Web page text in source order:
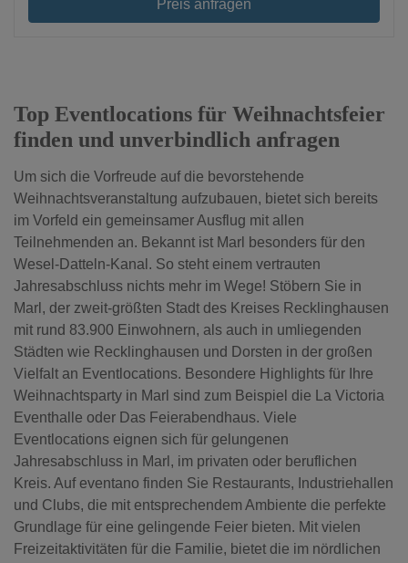
Preis anfragen
Top Eventlocations für Weihnachtsfeier
finden und unverbindlich anfragen
Um sich die Vorfreude auf die bevorstehende
Weihnachtsveranstaltung aufzubauen, bietet sich bereits
im Vorfeld ein gemeinsamer Ausflug mit allen
Teilnehmenden an. Bekannt ist Marl besonders für den
Wesel-Datteln-Kanal. So steht einem vertrauten
Jahresabschluss nichts mehr im Wege! Stöbern Sie in
Marl, der zweit-größten Stadt des Kreises Recklinghausen
mit rund 83.900 Einwohnern, als auch in umliegenden
Städten wie Recklinghausen und Dorsten in der großen
Vielfalt an Eventlocations. Besondere Highlights für Ihre
Weihnachtsparty in Marl sind zum Beispiel die La Victoria
Eventhalle oder Das Feierabendhaus. Viele
Eventlocations eignen sich für gelungenen
Jahresabschluss in Marl, im privaten oder beruflichen
Kreis. Auf eventano finden Sie Restaurants, Industriehallen
und Clubs, die mit entsprechendem Ambiente die perfekte
Grundlage für eine gelingende Feier bieten. Mit vielen
Freizeitaktivitäten für die Familie, bietet die im nördlichen